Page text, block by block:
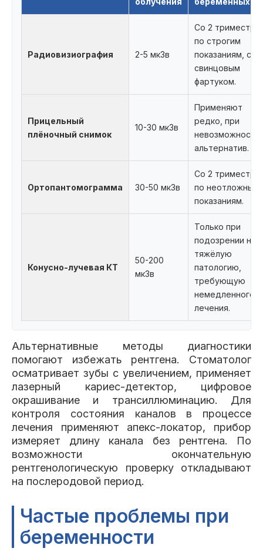
Радиовизиография 2-5 мкЗв
Со 2 триместра
по строгим
показаниям, со
свинцовым
фартуком.
Прицельный
плёночный снимок
10-30 мкЗв
Применяют
редко, при
невозможности
альтернатив.
Ортопантомограмма 30-50 мкЗв
Со 2 триместра
по неотложным
показаниям.
Конусно-лучевая КТ
50-200
мкЗв
Только при
подозрении на
тяжёлую
патологию,
требующую
немедленного
лечения.
Альтернативные методы диагностики
помогают избежать рентгена. Стоматолог
осматривает зубы с увеличением, применяет
лазерный кариес-детектор, цифровое
окрашивание и трансиллюминацию. Для
контроля состояния каналов в процессе
лечения применяют апекс-локатор, прибор
измеряет длину канала без рентгена. По
возможности окончательную
рентгенологическую проверку откладывают
на послеродовой период.
Частые проблемы при
беременности